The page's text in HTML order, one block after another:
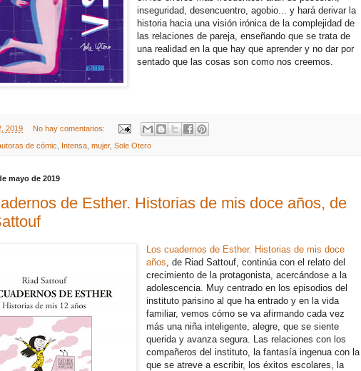
inseguridad, desencuentro, agobio... y hará derivar la
historia hacia una visión irónica de la complejidad de
las relaciones de pareja, enseñando que se trata de
una realidad en la que hay que aprender y no dar por
sentado que las cosas son como nos creemos.
2019 No hay comentarios:
de cómic Intensa mujer, Sole Otero
mayo de 2019
de Esther. Historias de mis doce años, de
Los cuadernos de Esther. Historias de mis doce
años , de Riad Sattouf, continúa con el relato del
crecimiento de la protagonista, acercándose a la
adolescencia. Muy centrado en los episodios del
instituto parisino al que ha entrado y en la vida
familiar, vemos cómo se va afirmando cada vez
más una niña inteligente, alegre, que se siente
querida y avanza segura. Las relaciones con los
compañeros del instituto, la fantasía ingenua con la
que se atreve a escribir, los éxitos escolares, la